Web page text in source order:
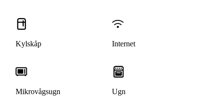
Kylskåp Internet
Mikrovågsugn Ugn